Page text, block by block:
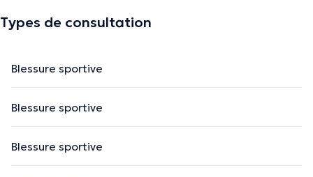
Types de consultation
Blessure sportive
Blessure sportive
Blessure sportive